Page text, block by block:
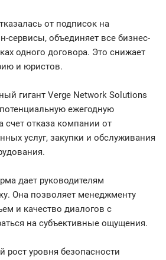
от подписок на
сервисы, объединяет все бизнес-
одного договора. Это снижает
и юристов.
гигант Verge Network Solutions
ежегодную
отказа компании от
услуг, закупки и обслуживания
дает руководителям
Она позволяет менеджменту
и качество диалогов с
на субъективные ощущения.
уровня безопасности